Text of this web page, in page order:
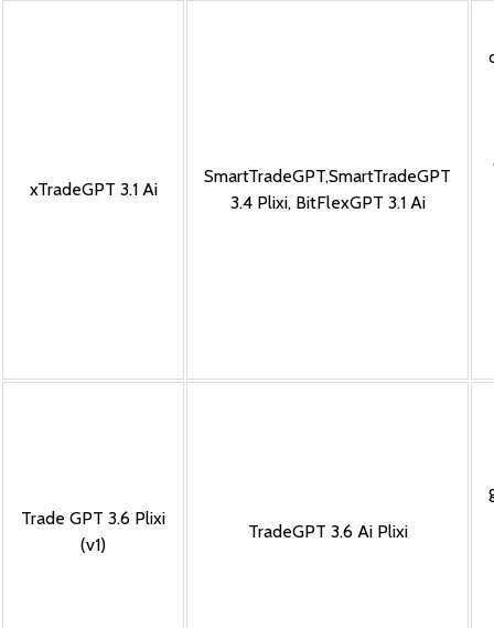
xTradeGPT 3.1 Ai
SmartTradeGPT,SmartTradeGPT
3.4 Plixi, BitFlexGPT 3.1 Ai
Trade GPT 3.6 Plixi
(v1)
TradeGPT 3.6 Ai Plixi